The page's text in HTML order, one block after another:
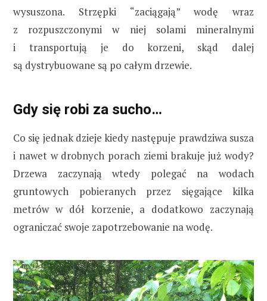
wysuszona. Strzępki “zaciągają” wodę wraz
z rozpuszczonymi w niej solami mineralnymi
i transportują je do korzeni, skąd dalej
są dystrybuowane są po całym drzewie.
Gdy się robi za sucho…
Co się jednak dzieje kiedy następuje prawdziwa susza
i nawet w drobnych porach ziemi brakuje już wody?
Drzewa zaczynają wtedy polegać na wodach
gruntowych pobieranych przez sięgające kilka
metrów w dół korzenie, a dodatkowo zaczynają
ograniczać swoje zapotrzebowanie na wodę.